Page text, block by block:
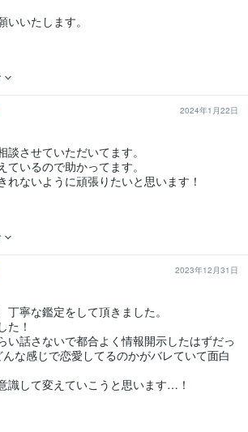
いたします。
2024年1月22日
談させていただいてます。
いるので助かってます。
れないように頑張りたいと思います！
2023年12月31日
寧な鑑定をして頂きました。
た！
い話さないで都合よく情報開示したはずだっ
な感じで恋愛してるのかがバレていて面白
識して変えていこうと思います…！